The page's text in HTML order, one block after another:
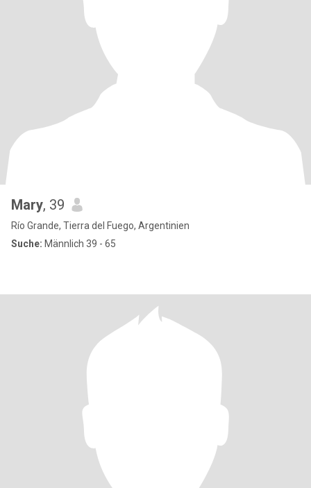
Mary, 39
Río Grande, Tierra del Fuego, Argentinien
Suche: Männlich 39 - 65